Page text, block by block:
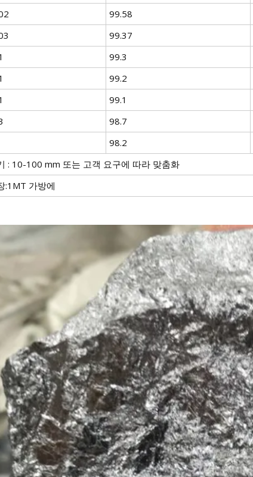
99.58
99.37
99.3
99.2
99.1
98.7
98.2
: 10-100 mm 또는 고객 요구에 따라 맞춤화
:1MT 가방에